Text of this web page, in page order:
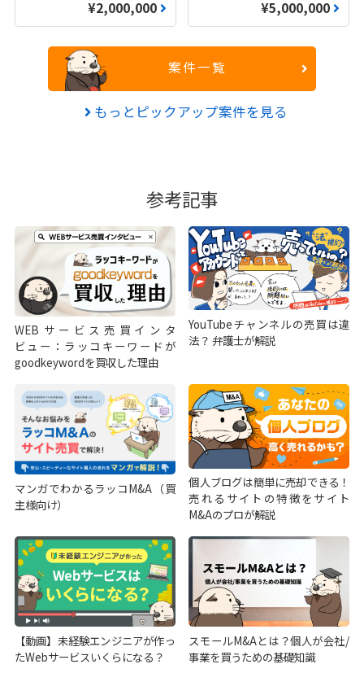
¥2,000,000 ¥5,000,000
案件一覧
もっとピックアップ案件を見る
参考記事
WEBサービス売買インタ
ビュー：ラッコキーワードが
goodkeywordを買収した理由
YouTubeチャンネルの売買は違
法？ 弁護士が解説
マンガでわかるラッコM&A（買
主様向け）
個人ブログは簡単に売却できる！
売れるサイトの特徴をサイト
M&Aのプロが解説
【動画】未経験エンジニアが作っ
たWebサービスいくらになる？
スモールM&Aとは？個人が会社/
事業を買うための基礎知識